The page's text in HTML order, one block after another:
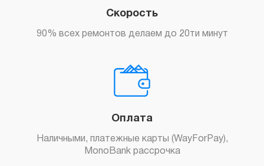
Скорость
90% всех ремонтов делаем до 20ти минут
Оплата
Наличными, платежные карты (WayForPay),
MonoBank рассрочка